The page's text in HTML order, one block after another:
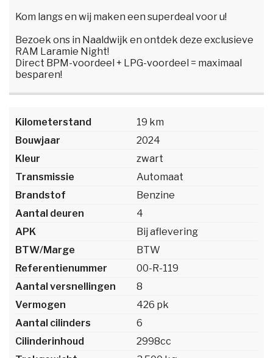
Kom langs en wij maken een superdeal voor u!
Bezoek ons in Naaldwijk en ontdek deze exclusieve
RAM Laramie Night!
Direct BPM-voordeel + LPG-voordeel = maximaal
besparen!
Kilometerstand
19 km
Bouwjaar
2024
Kleur
zwart
Transmissie
Automaat
Brandstof
Benzine
Aantal deuren
4
APK
Bij aflevering
BTW/Marge
BTW
Referentienummer
00-R-119
Aantal versnellingen
8
Vermogen
426 pk
Aantal cilinders
6
Cilinderinhoud
2998cc